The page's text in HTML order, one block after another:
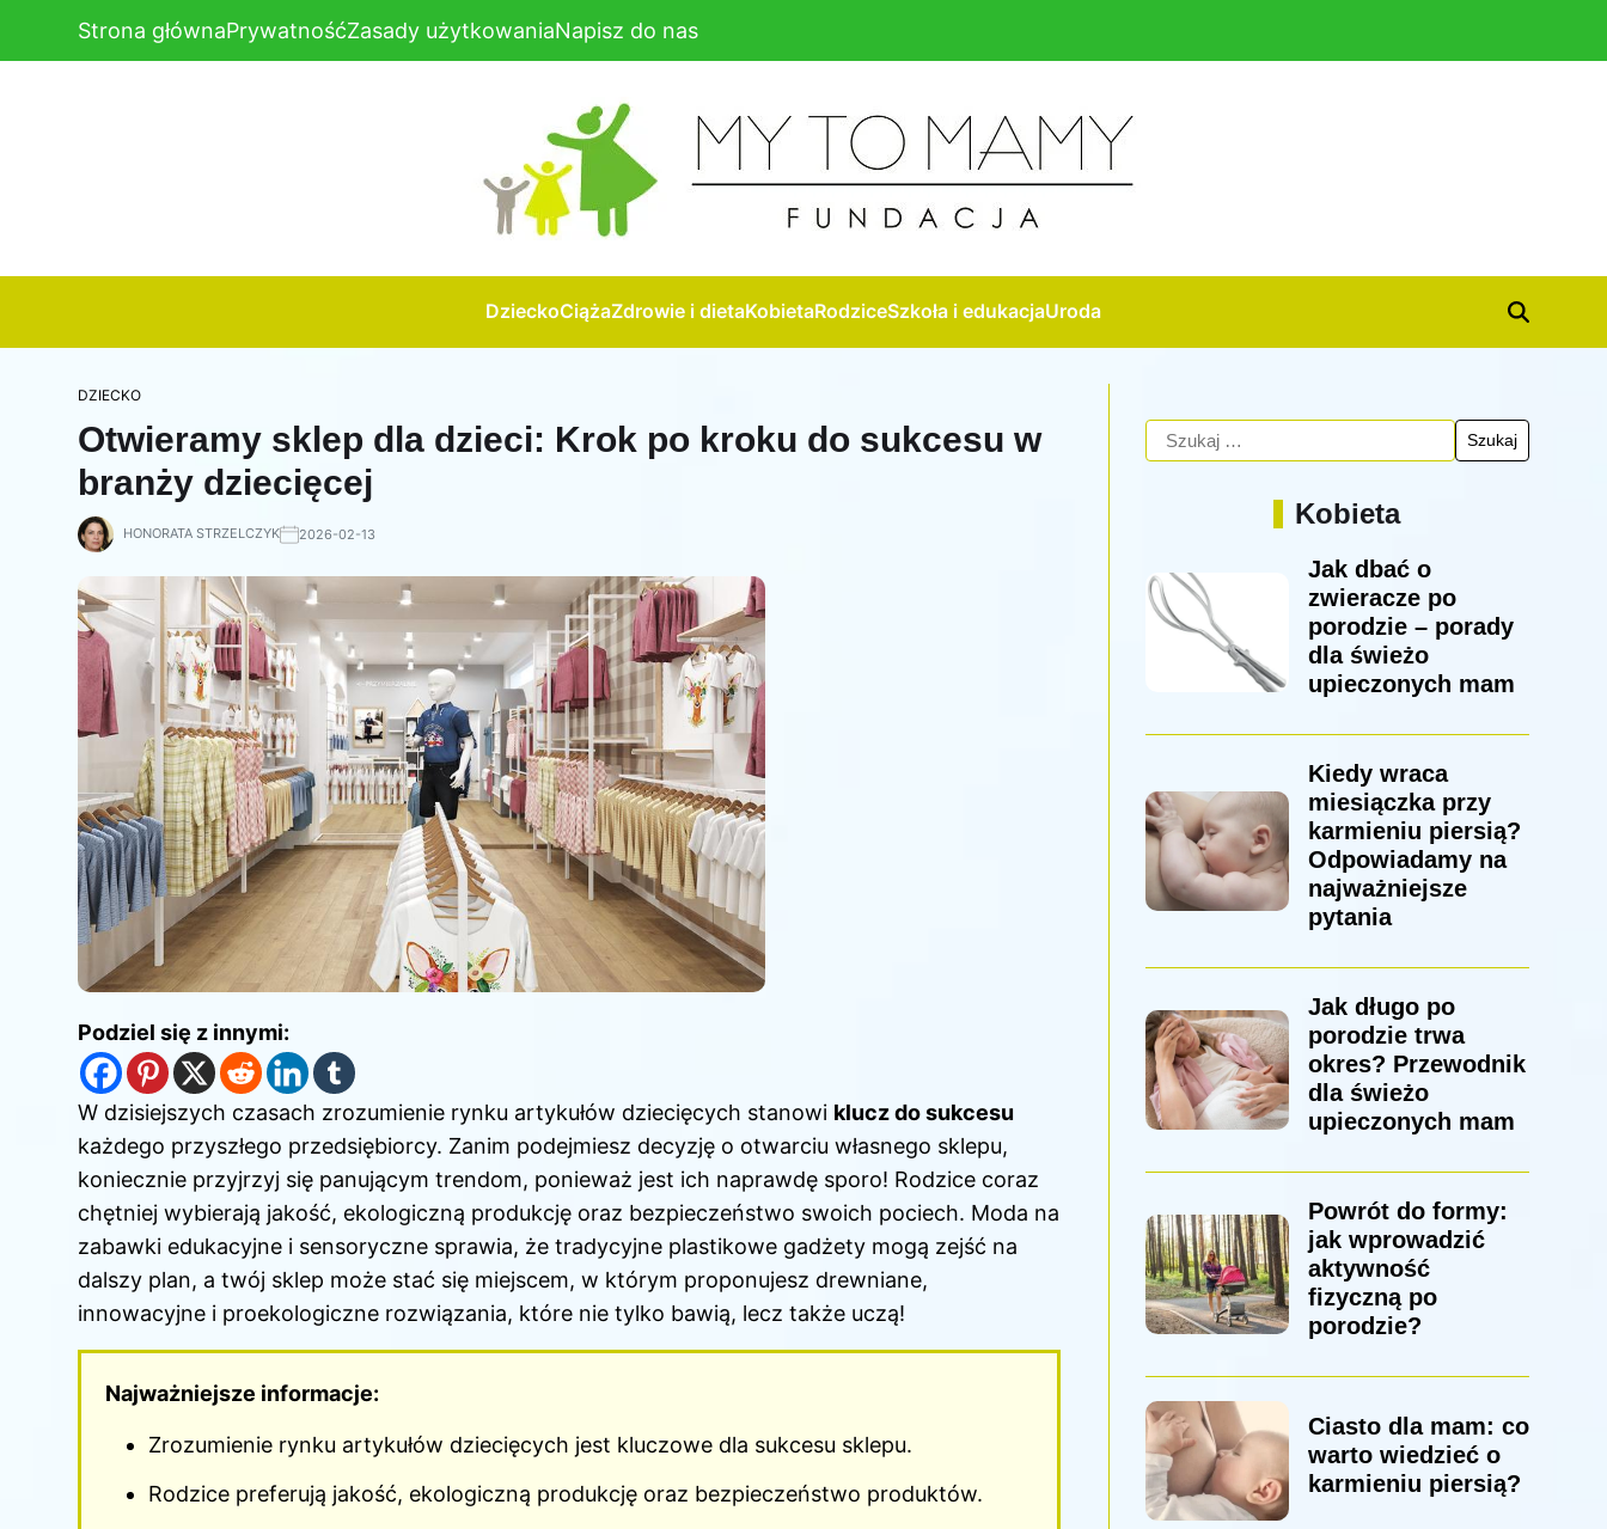
Strona głównaPrywatnośćZasady użytkowaniaNapisz do nas
DzieckoCiążaZdrowie i dietaKobietaRodziceSzkoła i edukacjaUroda
DZIECKO
Otwieramy sklep dla dzieci: Krok po kroku do sukcesu w
branży dziecięcej
HONORATA STRZELCZYK 2026-02-13
Podziel się z innymi:
W dzisiejszych czasach zrozumienie rynku artykułów dziecięcych stanowi klucz do sukcesu
każdego przyszłego przedsiębiorcy. Zanim podejmiesz decyzję o otwarciu własnego sklepu,
koniecznie przyjrzyj się panującym trendom, ponieważ jest ich naprawdę sporo! Rodzice coraz
chętniej wybierają jakość, ekologiczną produkcję oraz bezpieczeństwo swoich pociech. Moda na
zabawki edukacyjne i sensoryczne sprawia, że tradycyjne plastikowe gadżety mogą zejść na
dalszy plan, a twój sklep może stać się miejscem, w którym proponujesz drewniane,
innowacyjne i proekologiczne rozwiązania, które nie tylko bawią, lecz także uczą!
Najważniejsze informacje:
Zrozumienie rynku artykułów dziecięcych jest kluczowe dla sukcesu sklepu.
Rodzice preferują jakość, ekologiczną produkcję oraz bezpieczeństwo produktów.
Kobieta
Jak dbać o
zwieracze po
porodzie – porady
dla świeżo
upieczonych mam
Kiedy wraca
miesiączka przy
karmieniu piersią?
Odpowiadamy na
najważniejsze
pytania
Jak długo po
porodzie trwa
okres? Przewodnik
dla świeżo
upieczonych mam
Powrót do formy:
jak wprowadzić
aktywność
fizyczną po
porodzie?
Ciasto dla mam: co
warto wiedzieć o
karmieniu piersią?